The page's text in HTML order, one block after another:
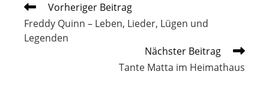
Weitere
Artikel
ansehen
Vorheriger Beitrag
Freddy Quinn – Leben, Lieder, Lügen und
Legenden
Nächster Beitrag
Tante Matta im Heimathaus